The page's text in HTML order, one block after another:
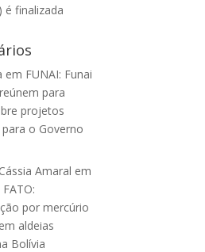
é finalizada
em FUNAI: Funai
para
projetos
o Governo
Amaral em
por mercúrio
aldeias
Bolívia